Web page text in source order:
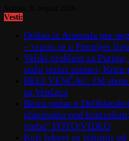
to
Vesti:
Otišao iz Arsenala pre
– vratio se u Premijer ligu
Veliki problem za
stižu jezivi snimci; Krim
BELI VENČAC: Od
sa Venčaca
Besni požar u
planinama pod
vreba" FOTO/VIDEO
Koji lekovi su jeftiniji od